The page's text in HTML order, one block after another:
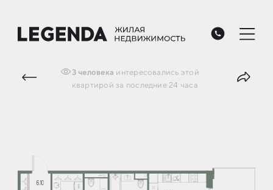
3 человека интересовались этой
квартирой за последние 24 часа